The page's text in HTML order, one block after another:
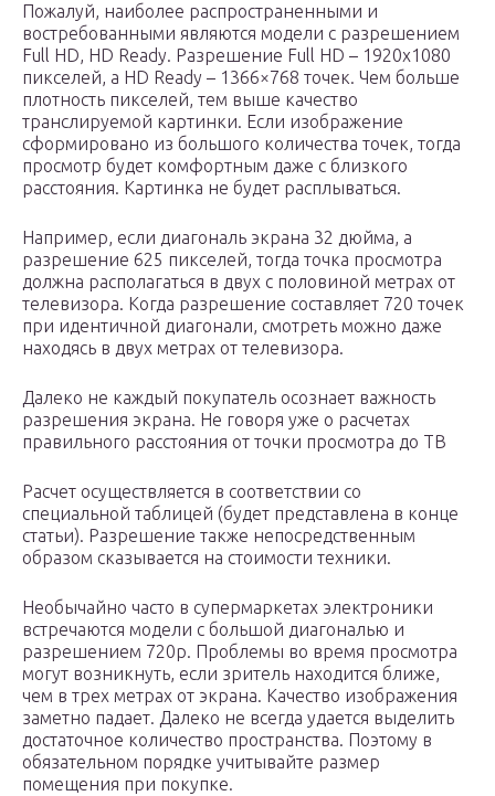
Пожалуй, наиболее распространенными и
востребованными являются модели с разрешением
Full HD, HD Ready. Разрешение Full HD – 1920х1080
пикселей, а HD Ready – 1366×768 точек. Чем больше
плотность пикселей, тем выше качество
транслируемой картинки. Если изображение
сформировано из большого количества точек, тогда
просмотр будет комфортным даже с близкого
расстояния. Картинка не будет расплываться.
Например, если диагональ экрана 32 дюйма, а
разрешение 625 пикселей, тогда точка просмотра
должна располагаться в двух с половиной метрах от
телевизора. Когда разрешение составляет 720 точек
при идентичной диагонали, смотреть можно даже
находясь в двух метрах от телевизора.
Далеко не каждый покупатель осознает важность
разрешения экрана. Не говоря уже о расчетах
правильного расстояния от точки просмотра до ТВ
Расчет осуществляется в соответствии со
специальной таблицей (будет представлена в конце
статьи). Разрешение также непосредственным
образом сказывается на стоимости техники.
Необычайно часто в супермаркетах электроники
встречаются модели с большой диагональю и
разрешением 720p. Проблемы во время просмотра
могут возникнуть, если зритель находится ближе,
чем в трех метрах от экрана. Качество изображения
заметно падает. Далеко не всегда удается выделить
достаточное количество пространства. Поэтому в
обязательном порядке учитывайте размер
помещения при покупке.